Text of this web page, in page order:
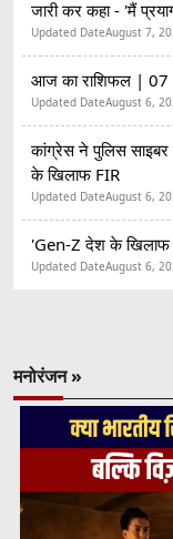
जारी कर कहा - 'मैं
Updated DateAugust 7,
आज का राशिफल | 07
Updated DateAugust 6,
कांग्रेस ने पुलिस
के खिलाफ FIR
Updated DateAugust 6,
'Gen-Z देश के खिलाफ
Updated DateAugust 6,
मनोरंजन »